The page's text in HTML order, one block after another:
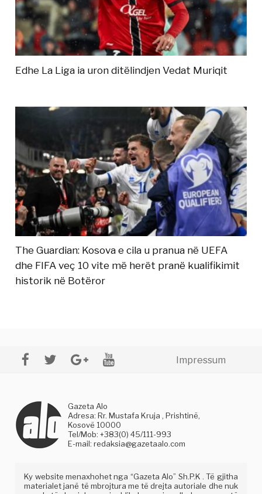
Edhe La Liga ia uron ditëlindjen Vedat Muriqit
The Guardian: Kosova e cila u pranua në UEFA
dhe FIFA veç 10 vite më herët pranë kualifikimit
historik në Botëror
Impressum
Gazeta Alo
Adresa: Rr. Mustafa Kruja , Prishtinë,
Kosovë 10000
Tel/Mob: +383(0) 45/111-993
E-mail:redaksia@gazetaalo.com
Ky website menaxhohet nga “Gazeta Alo” Sh.P.K . Të gjitha
materialet janë të mbrojtura me të drejta autoriale dhe nuk